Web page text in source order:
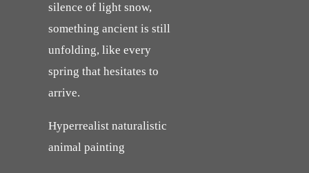
silence of light snow,
something ancient is still
unfolding, like every
spring that hesitates to
arrive.
Hyperrealist naturalistic
animal painting